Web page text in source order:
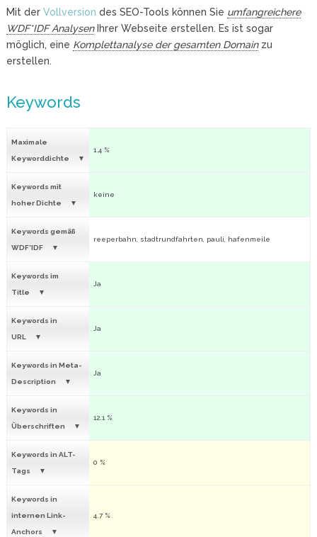
Mit der Vollversion des SEO-Tools können Sie umfangreichere
WDF*IDF AnalysenIhrer Webseite erstellen. Es ist sogar
möglich, eine Komplettanalyse der gesamten Domainzu
erstellen.
Keywords
Maximale
Keyworddichte
1.4 %
Keywords mit
hoher Dichte
keine
Keywords gemäß
WDF*IDF
reeperbahn, stadtrundfahrten, pauli, hafenmeile
Keywords im
Title
Ja
Keywords in
URL
Ja
Keywords in Meta-
Description
Ja
Keywords in
Überschriften
12.1 %
Keywords in ALT-
Tags
0 %
Keywords in
internen Link-
Anchors
4.7 %